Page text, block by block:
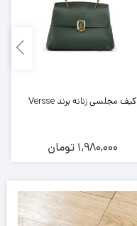
کیف مجلسی زنانه برند Versse
1,980,000 تومان